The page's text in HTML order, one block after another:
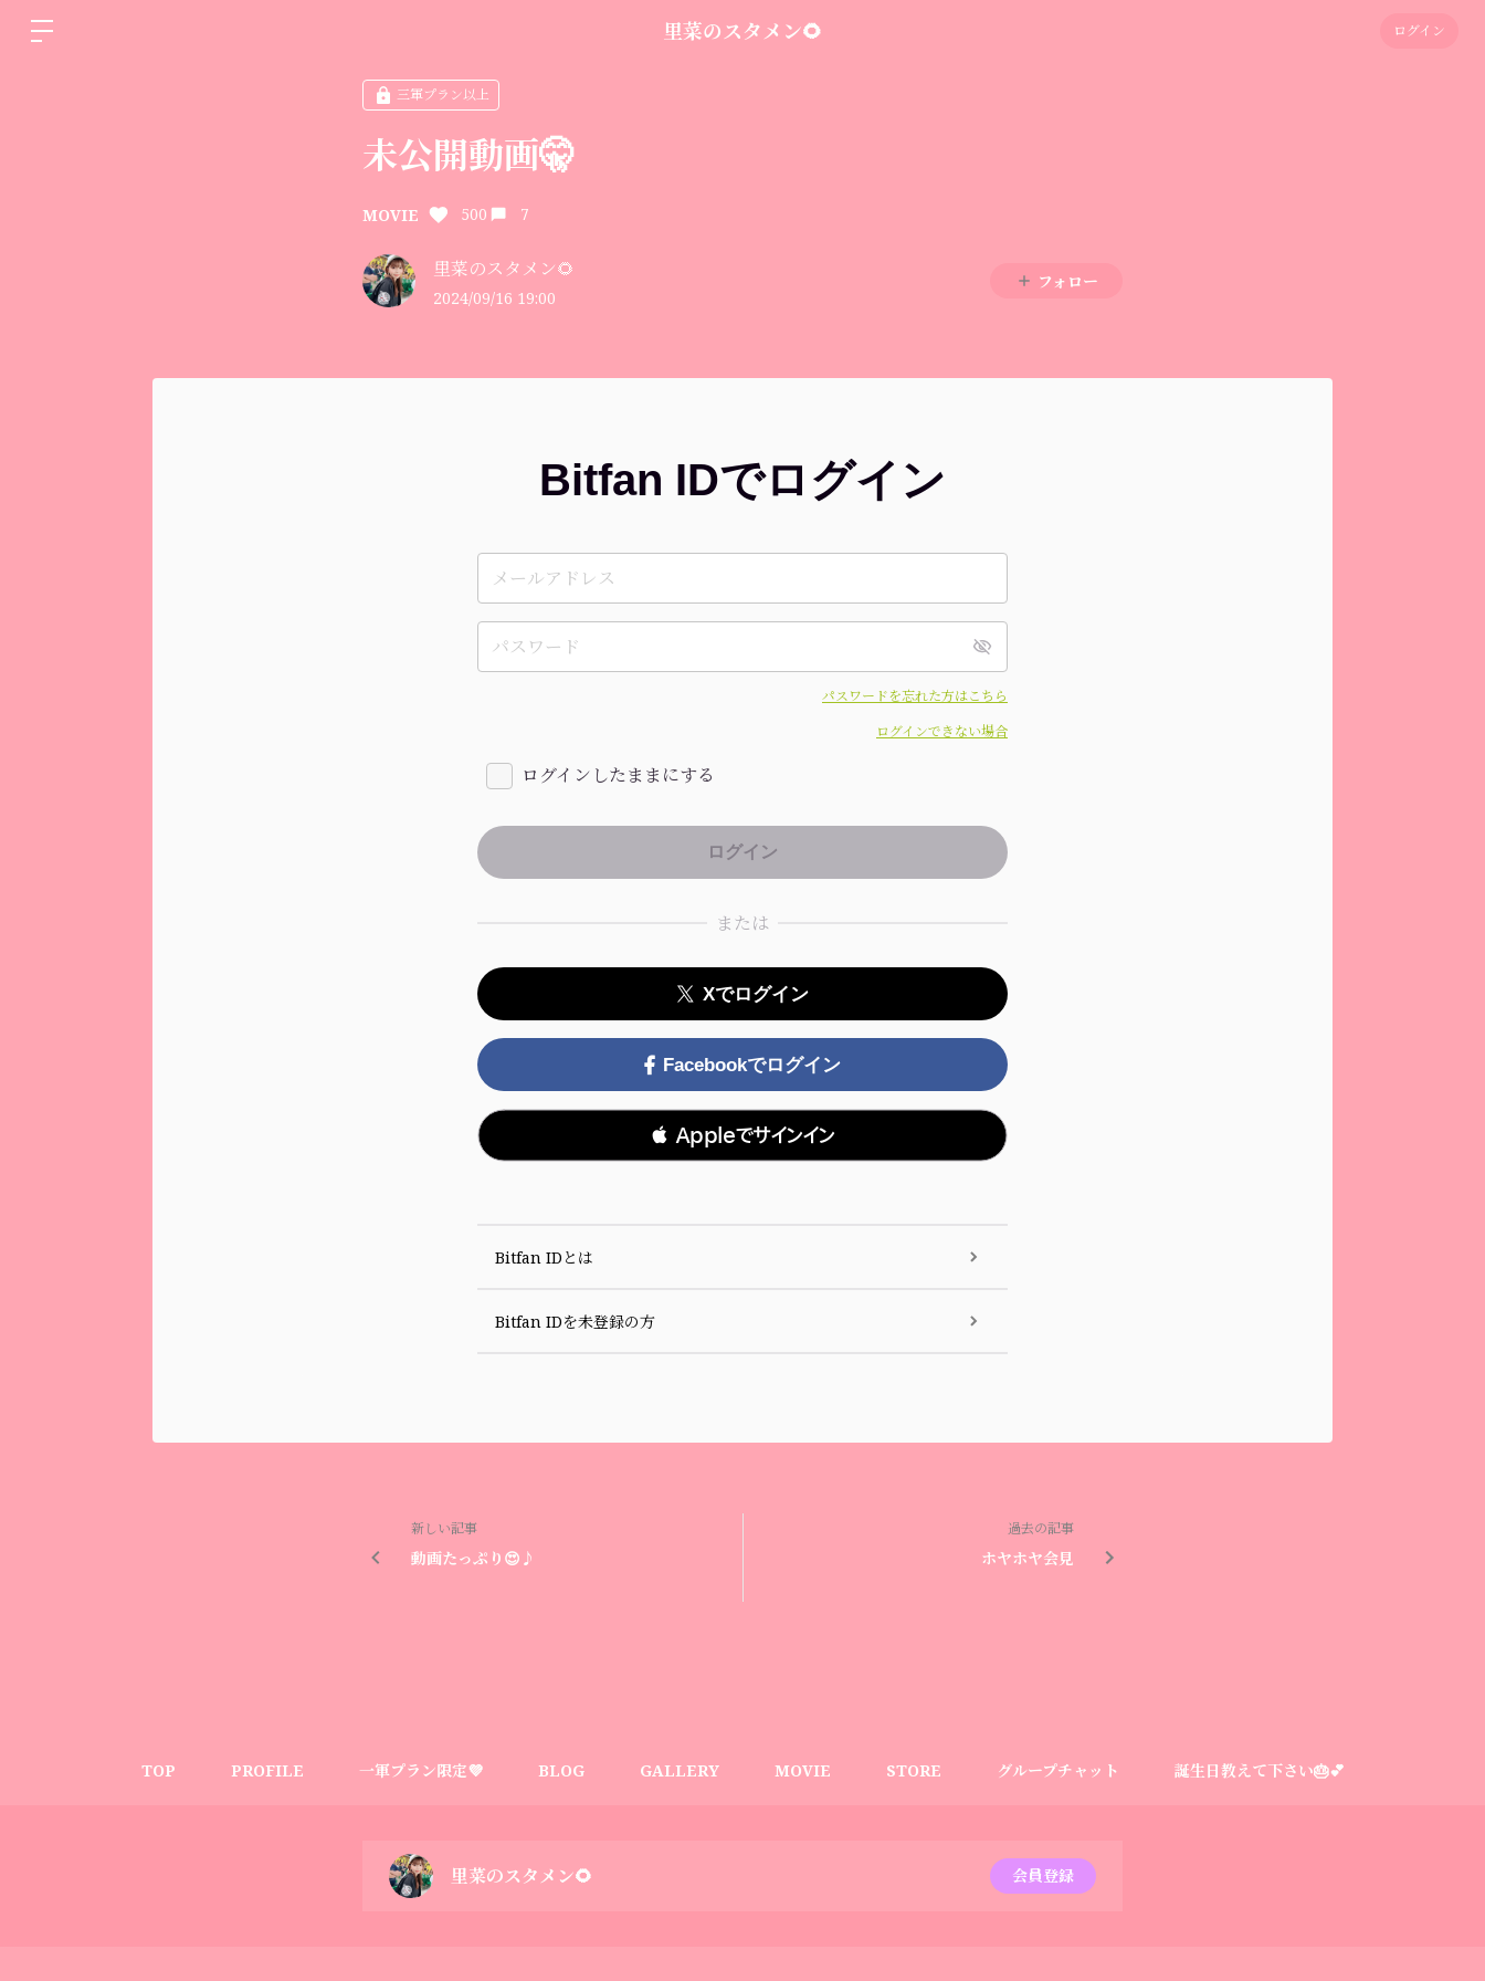
里菜のスタメン🌻 ログイン
三軍プラン以上
未公開動画🤫
MOVIE 500 7
里菜のスタメン🌻
2024/09/16 19:00
フォロー
Bitfan IDでログイン
パスワードを忘れた方はこちら
ログインできない場合
ログインしたままにする
または
Xでログイン
Facebookでログイン
 Appleでサインイン
Bitfan IDとは
Bitfan IDを未登録の方
新しい記事
動画たっぷり😍♪
過去の記事
ホヤホヤ会見
TOP PROFILE 一軍プラン限定💜 BLOG GALLERY MOVIE STORE グループチャット 誕生日教えて下さい🎂💕
里菜のスタメン🌻 会員登録